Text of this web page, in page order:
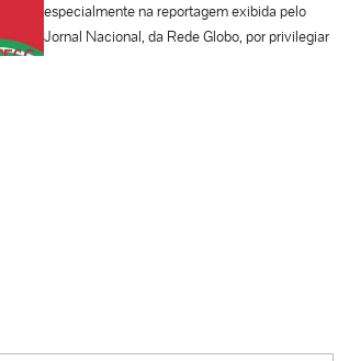
especialmente na reportagem exibida pelo
Jornal Nacional, da Rede Globo, por privilegiar